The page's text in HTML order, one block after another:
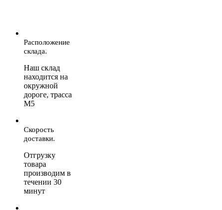
Расположение
склада.
Наш склад
находится на
окружной
дороге, трасса
М5
Скорость
доставки.
Отгрузку
товара
производим в
течении 30
минут